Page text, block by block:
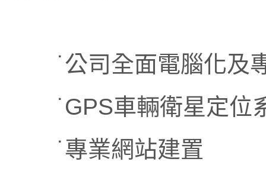
˙公司全面電腦化及
˙GPS車輛衛星定位
˙專業網站建置